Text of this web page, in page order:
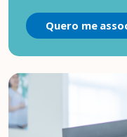
Quero me